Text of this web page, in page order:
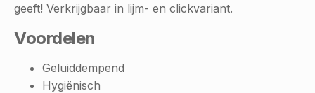
geeft! Verkrijgbaar in lijm- en clickvariant.
Voordelen
Geluiddempend
Hygiënisch